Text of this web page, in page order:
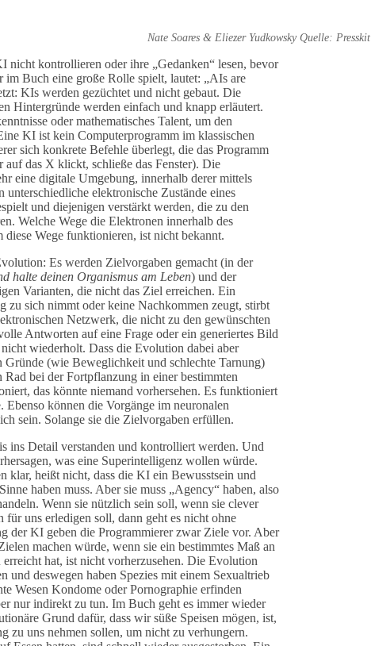
Nate Soares & Eliezer Yudkowsky Quelle: Presskit
nicht kontrollieren oder ihre „Gedanken“ lesen, bevor
im Buch eine große Rolle spielt, lautet: „AIs are
KIs werden gezüchtet und nicht gebaut. Die
Hintergründe werden einfach und knapp erläutert.
oder mathematisches Talent, um den
KI ist kein Computerprogramm im klassischen
sich konkrete Befehle überlegt, die das Programm
auf das X klickt, schließe das Fenster). Die
eine digitale Umgebung, innerhalb derer mittels
unterschiedliche elektronische Zustände eines
und diejenigen verstärkt werden, die zu den
Welche Wege die Elektronen innerhalb des
Wege funktionieren, ist nicht bekannt.
Es werden Zielvorgaben gemacht (in der
halte deinen Organismus am Leben) und der
Varianten, die nicht das Ziel erreichen. Ein
zu sich nimmt oder keine Nachkommen zeugt, stirbt
Netzwerk, die nicht zu den gewünschten
Antworten auf eine Frage oder ein generiertes Bild
wiederholt. Dass die Evolution dabei aber
Gründe (wie Beweglichkeit und schlechte Tarnung)
Rad bei der Fortpflanzung in einer bestimmten
das könnte niemand vorhersehen. Es funktioniert
Ebenso können die Vorgänge im neuronalen
sein. Solange sie die Zielvorgaben erfüllen.
ins Detail verstanden und kontrolliert werden. Und
was eine Superintelligenz wollen würde.
klar, heißt nicht, dass die KI ein Bewusstsein und
haben muss. Aber sie muss „Agency“ haben, also
Wenn sie nützlich sein soll, wenn sie clever
uns erledigen soll, dann geht es nicht ohne
der KI geben die Programmierer zwar Ziele vor. Aber
machen würde, wenn sie ein bestimmtes Maß an
hat, ist nicht vorherzusehen. Die Evolution
und deswegen haben Spezies mit einem Sexualtrieb
Wesen Kondome oder Pornographie erfinden
nur indirekt zu tun. Im Buch geht es immer wieder
Grund dafür, dass wir süße Speisen mögen, ist,
zu uns nehmen sollen, um nicht zu verhungern.